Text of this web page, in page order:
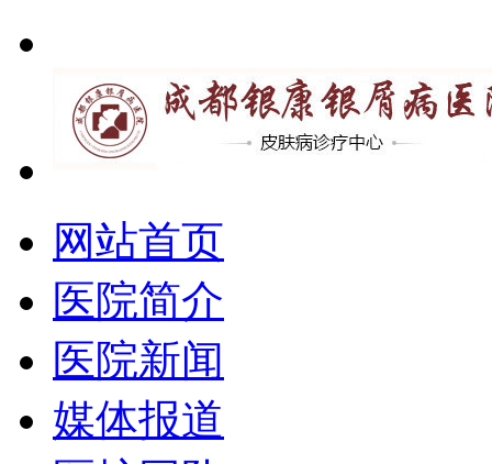
网站首页
医院简介
医院新闻
媒体报道